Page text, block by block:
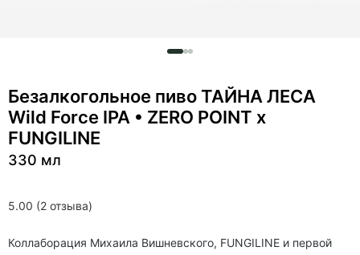
5.00 (2 отзыва)
Безалкогольное пиво ТАЙНА ЛЕСА
Wild Force IPA • ZERO POINT x
FUNGILINE
330 мл
Коллаборация Михаила Вишневского, FUNGILINE и первой